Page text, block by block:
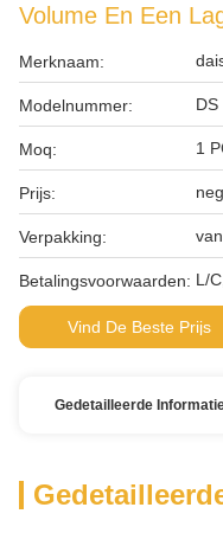
Volume En Een
Merknaam:
Modelnummer: DS
Moq: 1
Prijs:
Verpakking:
Betalingsvoorwaarden: L/
Vind De Beste Prijs
Gedetailleerde